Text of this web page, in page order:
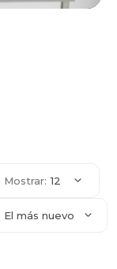
Mostrar: 12
El más nuevo